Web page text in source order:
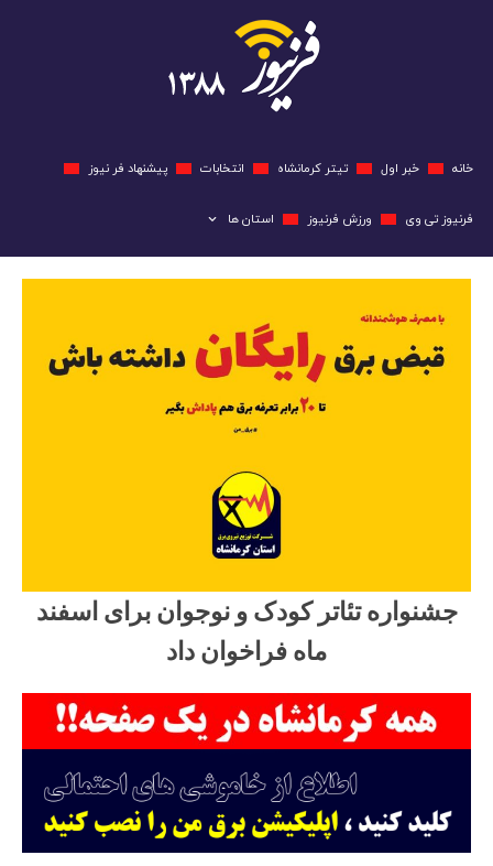
خانه خبر اول تیتر کرمانشاه انتخابات پیشنهاد فر نیوز
فرنیوز تی وی ورزش فرنیوز استان ها
جشنواره تئاتر کودک و نوجوان برای اسفند
ماه فراخوان داد